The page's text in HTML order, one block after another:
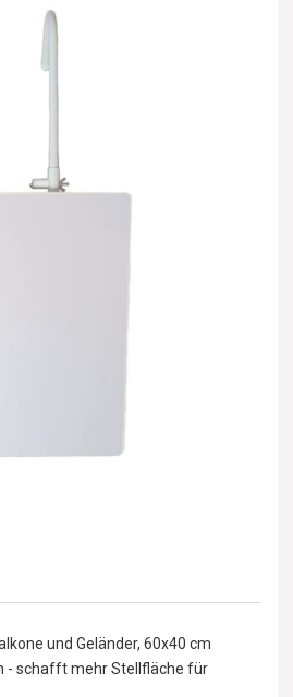
und Geländer, 60x40 cm
- schafft mehr Stellfläche für